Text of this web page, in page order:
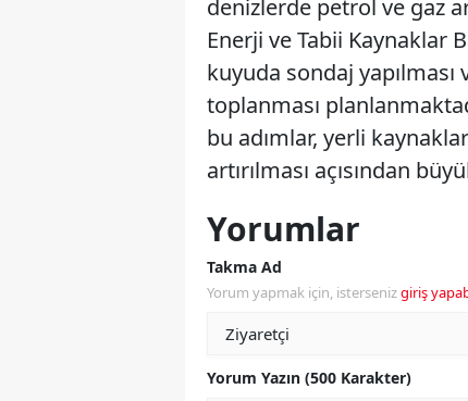
denizlerde petrol ve gaz
Enerji ve Tabii Kaynaklar
kuyuda sondaj
toplanması
bu adımlar, yerli
artırılması açısından
Yorumlar
Takma Ad
Yorum yapmak için, istersenizgiriş
Yorum Yazın (500 Karakter)